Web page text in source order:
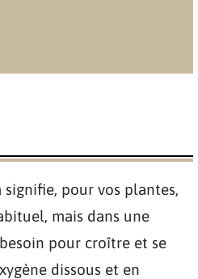
signifie, pour vos plantes,
mais dans une
pour croître et se
dissous et en